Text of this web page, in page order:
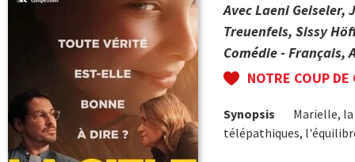
Avec Laeni
Treuenfels, Sissy
Comédie - Français,
NOTRE COUP
Synopsis
Marielle,
télépathiques,